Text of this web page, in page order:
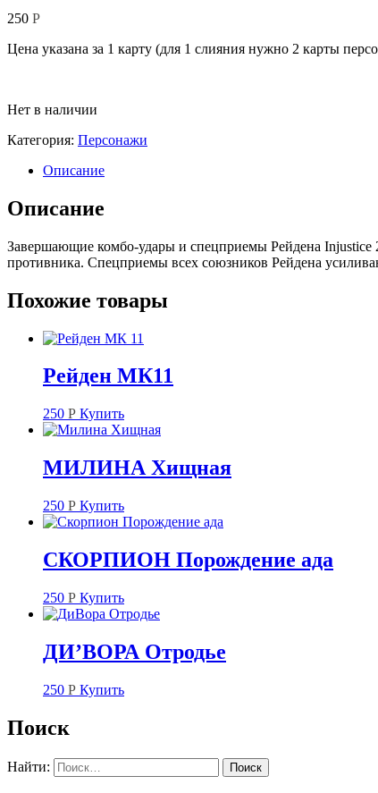
250 Р
Цена указана за 1 карту (для 1 слияния нужно 2 карты
Нет в наличии
Категория: Персонажи
Описание
Описание
Завершающие комбо-удары и спецприемы Рейдена Injustice
противника. Спецприемы всех союзников Рейдена
Похожие товары
Рейден МК11
250 Р Купить
МИЛИНА Хищная
250 Р Купить
СКОРПИОН Порождение ада
250 Р Купить
ДИ’ВОРА Отродье
250 Р Купить
Поиск
Найти: